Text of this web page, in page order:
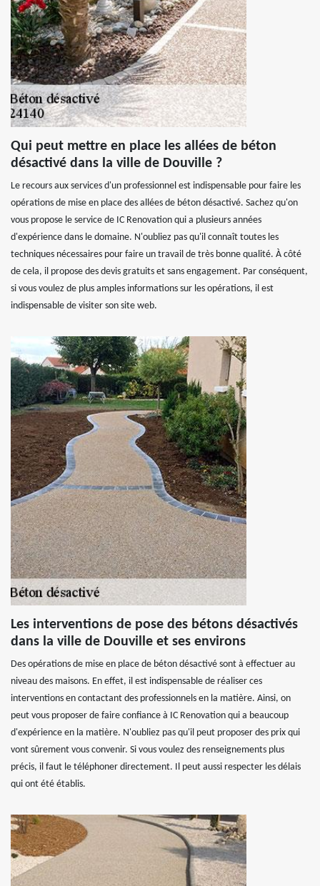
Qui peut mettre en place les allées de béton
désactivé dans la ville de Douville ?
Le recours aux services d'un professionnel est indispensable pour faire les
opérations de mise en place des allées de béton désactivé. Sachez qu'on
vous propose le service de IC Renovation qui a plusieurs années
d'expérience dans le domaine. N'oubliez pas qu'il connaît toutes les
techniques nécessaires pour faire un travail de très bonne qualité. À côté
de cela, il propose des devis gratuits et sans engagement. Par conséquent,
si vous voulez de plus amples informations sur les opérations, il est
indispensable de visiter son site web.
Les interventions de pose des bétons désactivés
dans la ville de Douville et ses environs
Des opérations de mise en place de béton désactivé sont à effectuer au
niveau des maisons. En effet, il est indispensable de réaliser ces
interventions en contactant des professionnels en la matière. Ainsi, on
peut vous proposer de faire confiance à IC Renovation qui a beaucoup
d'expérience en la matière. N'oubliez pas qu'il peut proposer des prix qui
vont sûrement vous convenir. Si vous voulez des renseignements plus
précis, il faut le téléphoner directement. Il peut aussi respecter les délais
qui ont été établis.